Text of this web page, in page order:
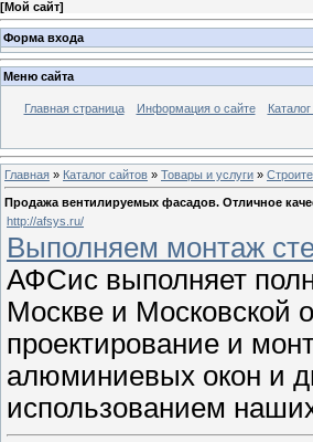
[Мой сайт]
Форма входа
Меню сайта
Главная страница Информация о сайте
Главная » Каталог сайтов » Товары и услуги »
Продажа вентилируемых фасадов. Отличное
http://afsys.ru/
Выполняем монтаж
АФСис выполняет
Москве и Московской
проектирование и
алюминиевых окон и
использованием